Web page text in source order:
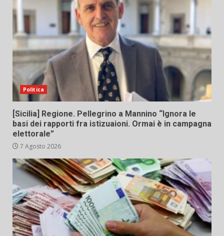
Politica
[Sicilia] Regione. Pellegrino a Mannino “Ignora le
basi dei rapporti fra istizuaioni. Ormai è in campagna
elettorale”
7 Agosto 2026